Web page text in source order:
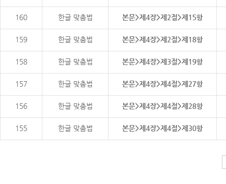
160 한글 맞춤법 본문>제4장>제2절>제15항
159 한글 맞춤법 본문>제4장>제2절>제18항
158 한글 맞춤법 본문>제4장>제3절>제19항
157 한글 맞춤법 본문>제4장>제4절>제27항
156 한글 맞춤법 본문>제4장>제4절>제28항
155 한글 맞춤법 본문>제4장>제4절>제30항